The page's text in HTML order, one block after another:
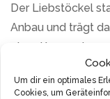
Um dir ein optimales
Cookies, um
Der Liebstöckel
Anbau und trägt
ohne
oder andere
die vegane Küche.